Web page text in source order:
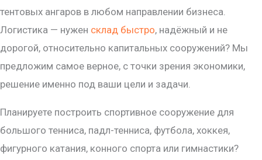
тентовых ангаров в любом направлении бизнеса.
Логистика — нужен склад быстро, надёжный и не
дорогой, относительно капитальных сооружений? Мы
предложим самое верное, с точки зрения экономики,
решение именно под ваши цели и задачи.
Планируете построить спортивное сооружение для
большого тенниса, падл-тенниса, футбола, хоккея,
фигурного катания, конного спорта или гимнастики?